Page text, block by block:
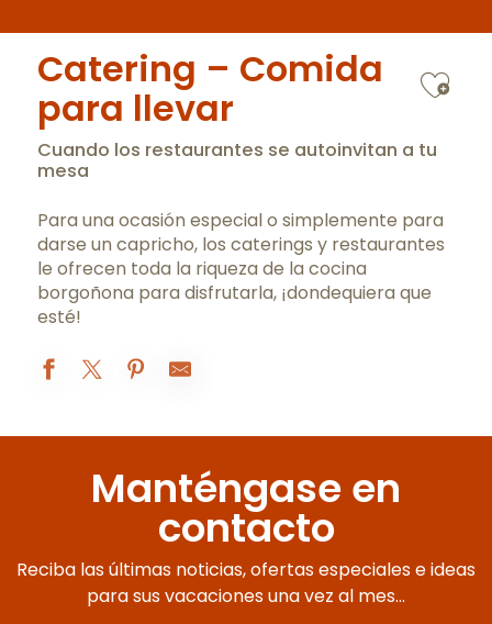
Catering – Comida
para llevar
Cuando los restaurantes se autoinvitan a tu
mesa
Para una ocasión especial o simplemente para
darse un capricho, los caterings y restaurantes
le ofrecen toda la riqueza de la cocina
borgoñona para disfrutarla, ¡dondequiera que
esté!
Le Bistrot du Bord de l'eau
Restaurant Le Bouillon
Brasserie le Monge
Le restaurant du Casino JOA de Santenay
Loiseau des Vignes
Manténgase en
contacto
Reciba las últimas noticias, ofertas especiales e ideas
para sus vacaciones una vez al mes...